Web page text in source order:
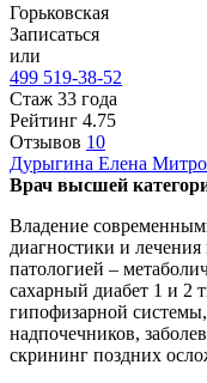
Горьковская
Записаться
или
499 519-38-52
Стаж 33 года
Рейтинг 4.75
Отзывов 10
Дурыгина Елена
Врач высшей
Владение
диагностики и
патологией –
сахарный диабет 1 и 2
гипофизарной
надпочечников,
скрининг поздних